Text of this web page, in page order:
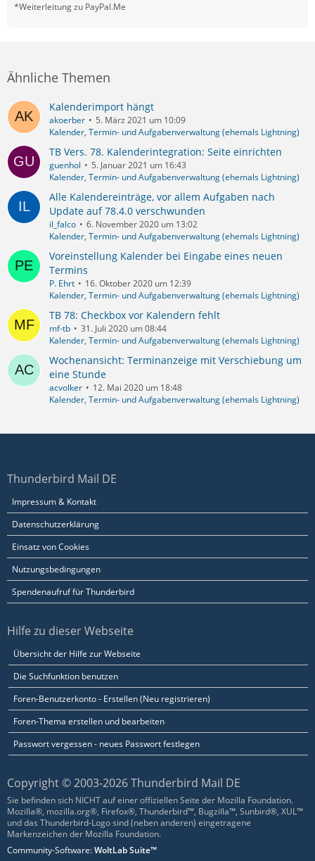
*Weiterleitung zu PayPal.Me
Ähnliche Themen
Kalenderimport hängt
akoerber
5. März 2021 um 10:09
Kalender, Termin- und Aufgabenverwaltung (ehemals Lightning)
TB Vers. 78. Kalenderintegration: Seite einrichten
guenhol
5. Januar 2021 um 16:43
Kalender, Termin- und Aufgabenverwaltung (ehemals Lightning)
Alle Kalendereinträge, vor allem Aufgaben nach
Update auf 78.4.0 verschwunden
il_falco
6. November 2020 um 13:02
Kalender, Termin- und Aufgabenverwaltung (ehemals Lightning)
Voreinstellung Kalender bei Eingabe eines neuen
Termins
P. Ehrt
16. Oktober 2020 um 12:39
Kalender, Termin- und Aufgabenverwaltung (ehemals Lightning)
TB 78: Checkbox vor Kalendern fehlt
mf-tb
31. Juli 2020 um 08:44
Kalender, Termin- und Aufgabenverwaltung (ehemals Lightning)
Wochenansicht: Terminanzeige mit Verschiebung um
eine Stunde
acvolker
12. Mai 2020 um 18:48
Kalender, Termin- und Aufgabenverwaltung (ehemals Lightning)
Thunderbird Mail DE
Impressum & Kontakt
Datenschutzerklärung
Einsatz von Cookies
Nutzungsbedingungen
Spendenaufruf für Thunderbird
Hilfe zu dieser Webseite
Übersicht der Hilfe zur Webseite
Die Suchfunktion benutzen
Foren-Benutzerkonto - Erstellen (Neu registrieren)
Foren-Thema erstellen und bearbeiten
Passwort vergessen - neues Passwort festlegen
Copyright © 2003-2026 Thunderbird Mail DE
Sie befinden sich NICHT auf einer offiziellen Seite der Mozilla Foundation.
Mozilla®, mozilla.org®, Firefox®, Thunderbird™, Bugzilla™, Sunbird®, XUL™
und das Thunderbird-Logo sind (neben anderen) eingetragene
Markenzeichen der Mozilla Foundation.
Community-Software:WoltLab Suite™